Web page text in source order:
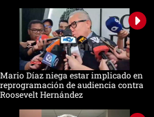
Mario Díaz niega estar implicado en
reprogramación de audiencia contra
Roosevelt Hernández